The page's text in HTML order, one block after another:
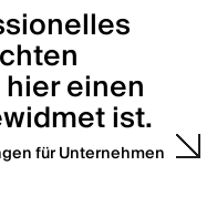
einen
ist.
für Unternehmen